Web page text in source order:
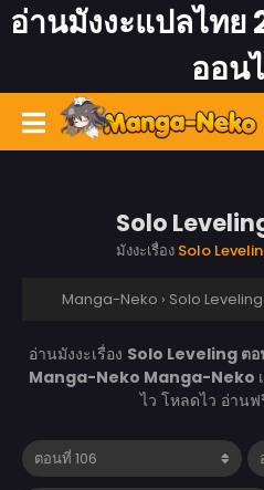
อ่านมังงะแปลไทย
ออน
Solo
มังงะเรื่อง Solo
Manga-Neko › Solo Leveling
อ่านมังงะเรื่อง Solo Leveling ตอ
Manga-Neko Manga-Neko
ไว โหลดไว อ่าน